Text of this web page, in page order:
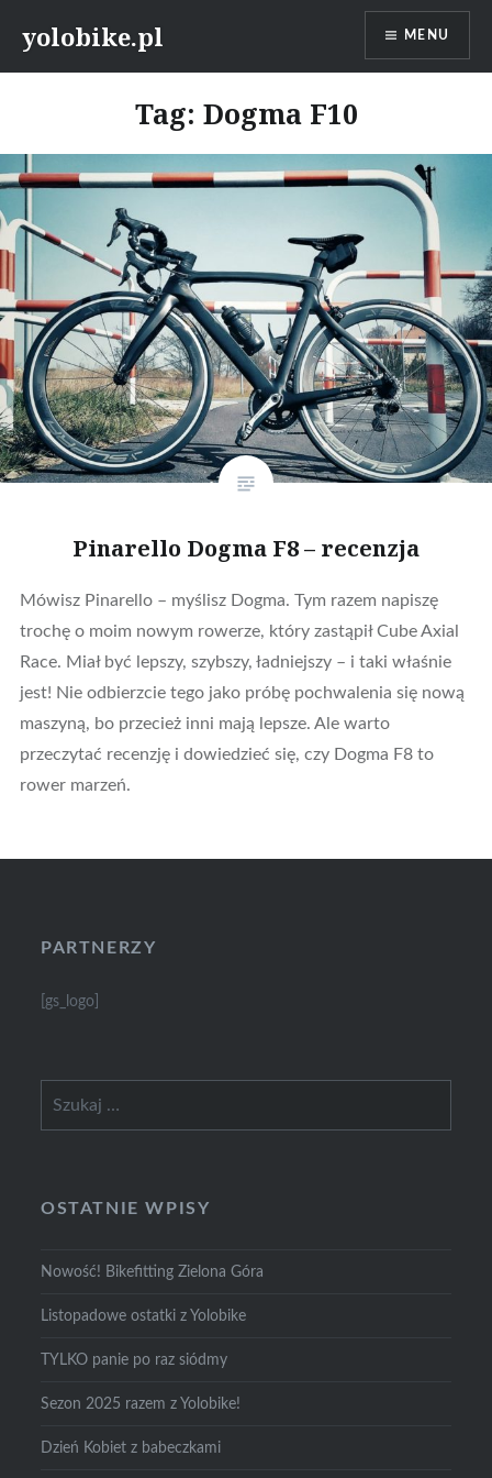
yolobike.pl MENU
Tag: Dogma F10
Pinarello Dogma F8 – recenzja
Mówisz Pinarello – myślisz Dogma. Tym razem napiszę
trochę o moim nowym rowerze, który zastąpił Cube Axial
Race. Miał być lepszy, szybszy, ładniejszy – i taki właśnie
jest! Nie odbierzcie tego jako próbę pochwalenia się nową
maszyną, bo przecież inni mają lepsze. Ale warto
przeczytać recenzję i dowiedzieć się, czy Dogma F8 to
rower marzeń.
PARTNERZY
[gs_logo]
OSTATNIE WPISY
Nowość! Bikefitting Zielona Góra
Listopadowe ostatki z Yolobike
TYLKO panie po raz siódmy
Sezon 2025 razem z Yolobike!
Dzień Kobiet z babeczkami